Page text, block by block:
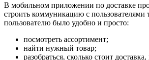
В мобильном приложении по доставке
строить коммуникацию с пользователями
пользователю было удобно и просто:
посмотреть ассортимент;
найти нужный товар;
разобраться, сколько стоит